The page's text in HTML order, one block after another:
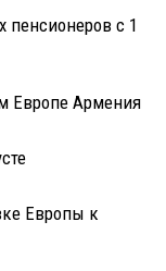
пенсионеров с 1
Европе Армения
Европы к